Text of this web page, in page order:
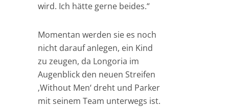
wird. Ich hätte gerne beides.“
Momentan werden sie es noch
nicht darauf anlegen, ein Kind
zu zeugen, da Longoria im
Augenblick den neuen Streifen
‚Without Men‘ dreht und Parker
mit seinem Team unterwegs ist.